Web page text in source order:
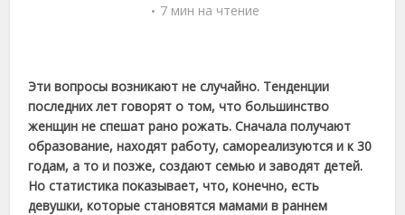
7 мин на чтение
Эти вопросы возникают не случайно. Тенденции
последних лет говорят о том, что большинство
женщин не спешат рано рожать. Сначала получают
образование, находят работу, самореализуются и к 30
годам, а то и позже, создают семью и заводят детей.
Но статистика показывает, что, конечно, есть
девушки, которые становятся мамами в раннем